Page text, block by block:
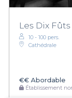
Les Dix Fûts
10 - 100 pers.
Cathédrale
€€ Abordable
Établissement